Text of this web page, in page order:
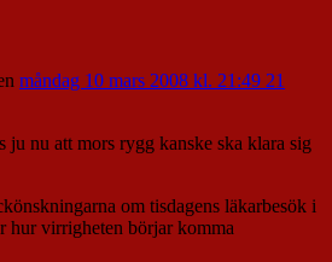
måndag 10 mars 2008 kl. 21:49 21
ju nu att mors rygg kanske ska klara sig
om tisdagens läkarbesök i
hur virrigheten börjar komma